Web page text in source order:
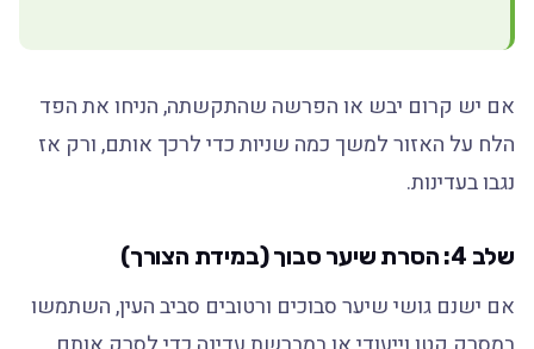
אם יש קרום יבש או הפרשה שהתקשתה, הניחו את הפד
הלח על האזור למשך כמה שניות כדי לרכך אותם, ורק אז
נגבו בעדינות.
שלב 4: הסרת שיער סבוך (במידת הצורך)
אם ישנם גושי שיער סבוכים ורטובים סביב העין, השתמשו